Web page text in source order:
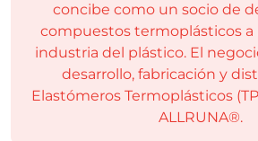
concibe como un socio de
compuestos termoplásticos a
industria del plástico. El
desarrollo, fabricación y
Elastómeros Termoplásticos
ALLRUNA®.